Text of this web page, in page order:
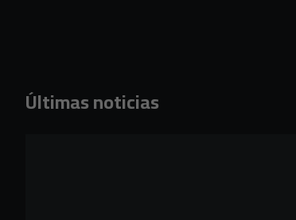
Últimas noticias